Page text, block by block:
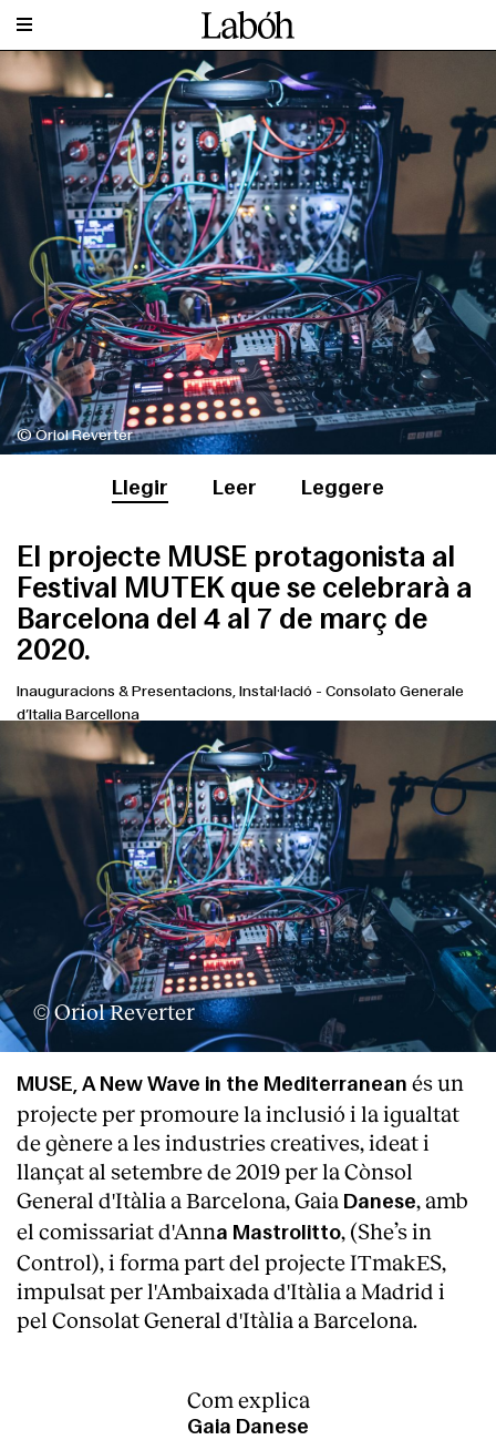
© Oriol Reverter
Llegir Leer Leggere
El projecte MUSE protagonista al
Festival MUTEK que se celebrarà a
Barcelona del 4 al 7 de març de
2020.
Inauguracions & Presentacions, Instal·lació - Consolato Generale
d’Italia Barcellona
© Oriol Reverter
MUSE, A New Wave in the Mediterranean és un
projecte per promoure la inclusió i la igualtat
de gènere a les industries creatives, ideat i
llançat al setembre de 2019 per la Cònsol
General d'Itàlia a Barcelona, Gaia Danese, amb
el comissariat d'Anna Mastrolitto, (She’s in
Control), i forma part del projecte ITmakES,
impulsat per l'Ambaixada d'Itàlia a Madrid i
pel Consolat General d'Itàlia a Barcelona.
Com explica
Gaia Danese